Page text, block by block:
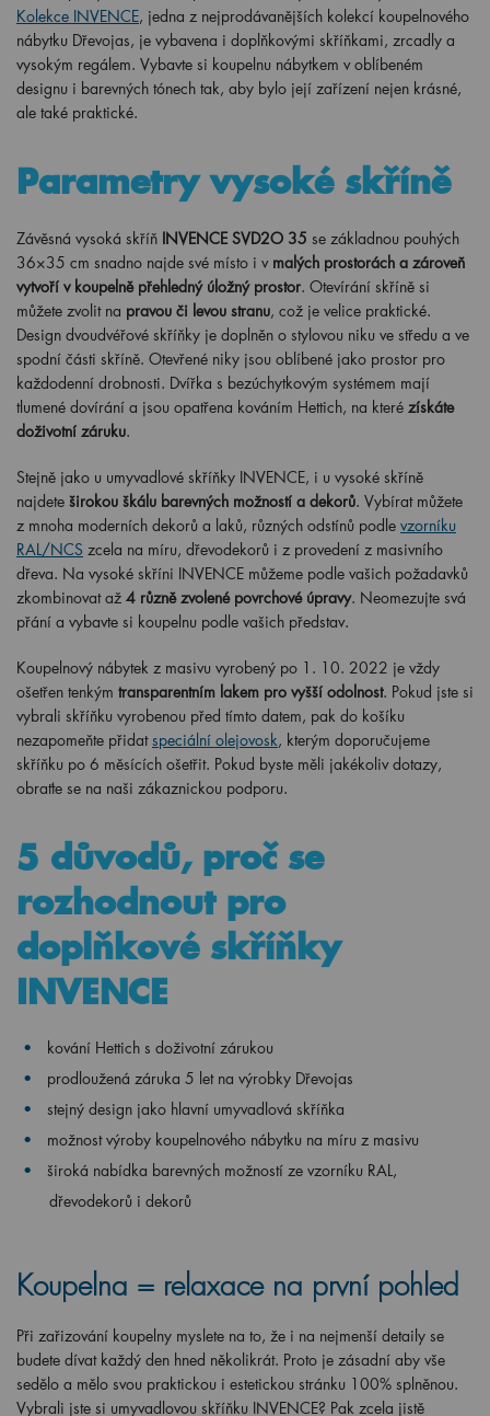
nábytku Dřevojas, je vybavena i doplňkovými skříňkami, zrcadly a
vysokým regálem. Vybavte si koupelnu nábytkem v oblíbeném
designu i barevných tónech tak, aby bylo její zařízení nejen krásné,
ale také praktické.
Parametry vysoké skříně
Závěsná vysoká skříň INVENCE SVD2O 35 se základnou pouhých
36×35 cm snadno najde své místo i vmalých prostorách a zároveň
vytvoří v koupelně přehledný úložný prostor. Otevírání skříně si
můžete zvolit napravou či levou stranu, což je velice praktické.
Design dvoudvéřové skříňky je doplněn o stylovou niku ve středu a ve
spodní části skříně. Otevřené niky jsou oblíbené jako prostor pro
každodenní drobnosti. Dvířka s bezúchytkovým systémem mají
tlumené dovírání a jsou opatřena kováním Hettich, na kterézískáte
doživotní záruku .
Stejně jako u umyvadlové skříňky INVENCE, i u vysoké skříně
najdeteširokou škálu barevných možností a dekorů. Vybírat můžete
z mnoha moderních dekorů a laků, různých odstínů podle vzorníku
RAL/NCSzcela na míru, dřevodekorů i z provedení z masivního
dřeva. Na vysoké skříni INVENCE můžeme podle vašich požadavků
zkombinovat až4 různě zvolené povrchové úpravy . Neomezujte svá
přání a vybavte si koupelnu podle vašich představ.
Koupelnový nábytek z masivu vyrobený po
. 10. 2022 je vždy
ošetřen tenkýmtransparentním lakem pro vyšší odolnost. Pokud jste si
vybrali skříňku vyrobenou před tímto datem, pak do košíku
nezapomeňte přidatspeciální olejovosk, kterým doporučujeme
skříňku po 6 měsících ošetřit. Pokud byste měli jakékoliv dotazy,
obraťte se na naši zákaznickou podporu.
5 důvodů, proč se
rozhodnout pro
doplňkové skříňky
INVENCE
kování Hettich s doživotní zárukou
prodloužená záruka 5 let na výrobky Dřevojas
stejný design jako hlavní umyvadlová skříňka
možnost výroby koupelnového nábytku na míru z masivu
široká nabídka barevných možností ze vzorníku RAL,
dřevodekorů i dekorů
Koupelna = relaxace na první pohled
Při zařizování koupelny myslete na to, že i na nejmenší detaily se
budete dívat každý den hned několikrát. Proto je zásadní aby vše
sedělo a mělo svou praktickou i estetickou stránku 100% splněnou.
Vybrali jste si umyvadlovou skříňku INVENCE? Pak zcela jistě